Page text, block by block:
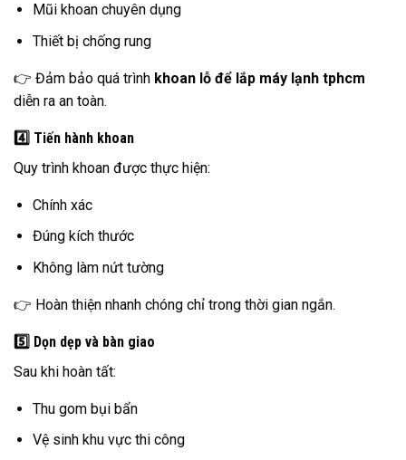
Mũi khoan chuyên dụng
Thiết bị chống rung
👉 Đảm bảo quá trình khoan lỗ để lắp máy lạnh tphcm
diễn ra an toàn.
4️⃣ Tiến hành khoan
Quy trình khoan được thực hiện:
Chính xác
Đúng kích thước
Không làm nứt tường
👉 Hoàn thiện nhanh chóng chỉ trong thời gian ngắn.
5️⃣ Dọn dẹp và bàn giao
Sau khi hoàn tất:
Thu gom bụi bẩn
Vệ sinh khu vực thi công